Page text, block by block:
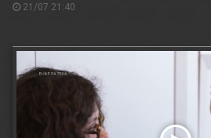
21/07 21:40